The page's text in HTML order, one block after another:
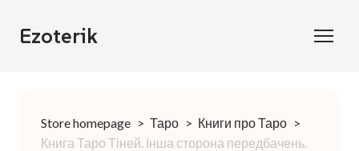
Ezoterik
Store homepage Таро
Книги про Таро
Книга Таро Тіней. Інша сторона передбачень.